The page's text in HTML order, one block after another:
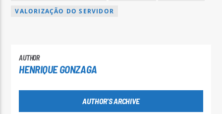
VALORIZAÇÃO DO SERVIDOR
AUTHOR
HENRIQUE GONZAGA
AUTHOR'S ARCHIVE